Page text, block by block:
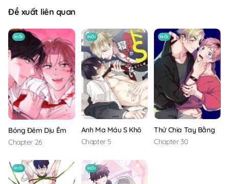
Đề xuất liên quan
MỚI
Bóng Đêm Dịu Êm
Chapter 26
MỚI
Anh Ma Máu S Không Cho Tôi Ngủ Yên
Chapter 5
MỚI
Thử Chia Tay Bằng
Chapter 30
MỚI MỚI